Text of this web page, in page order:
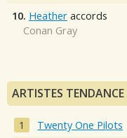
10. Heather accords
Conan Gray
ARTISTES TENDANCE
Twenty One Pilots